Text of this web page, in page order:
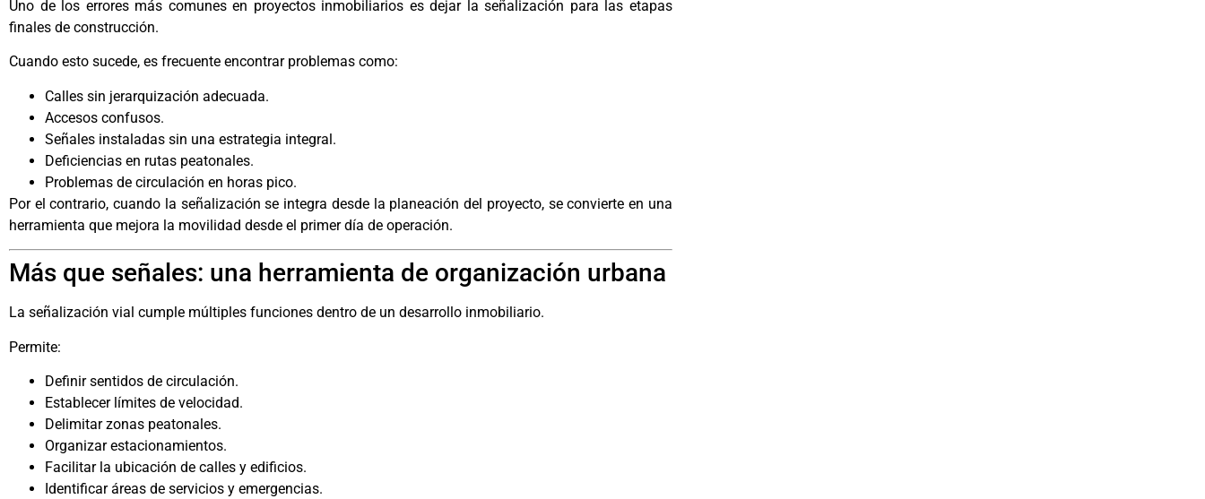
Uno de los errores más comunes en proyectos inmobiliarios es dejar la señalización para las etapas
finales de construcción.
Cuando esto sucede, es frecuente encontrar problemas como:
Calles sin jerarquización adecuada.
Accesos confusos.
Señales instaladas sin una estrategia integral.
Deficiencias en rutas peatonales.
Problemas de circulación en horas pico.
Por el contrario, cuando la señalización se integra desde la planeación del proyecto, se convierte en una
herramienta que mejora la movilidad desde el primer día de operación.
Más que señales: una herramienta de organización urbana
La señalización vial cumple múltiples funciones dentro de un desarrollo inmobiliario.
Permite:
Definir sentidos de circulación.
Establecer límites de velocidad.
Delimitar zonas peatonales.
Organizar estacionamientos.
Facilitar la ubicación de calles y edificios.
Identificar áreas de servicios y emergencias.